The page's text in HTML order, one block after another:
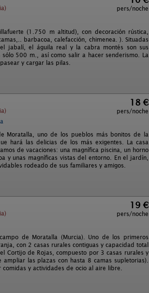
pers/noche
(1.750 m altitud), con decoración rústica,
barbacoa, calefacción, chimenea. ). Situadas
jabalí, el águila real y la cabra montés son sus
500 m., así como salir a hacer senderismo. La
y cargar las pilas.
18 €
pers/noche
Moratalla, uno de los pueblos más bonitos de la
hará las delicias de los más exigentes. La casa
de vacaciones: una magnífica piscina, un horno
y unas magníficas vistas del entorno. En el jardín,
rodeado de sus familiares y amigos.
19 €
pers/noche
de Moratalla (Murcia). Uno de los primeros
con 2 casas rurales contiguas y capacidad total
Cortijo de Rojas, compuesto por 3 casas rurales y
las plazas con hasta 8 camas supletorias).
y actividades de ocio al aire libre.